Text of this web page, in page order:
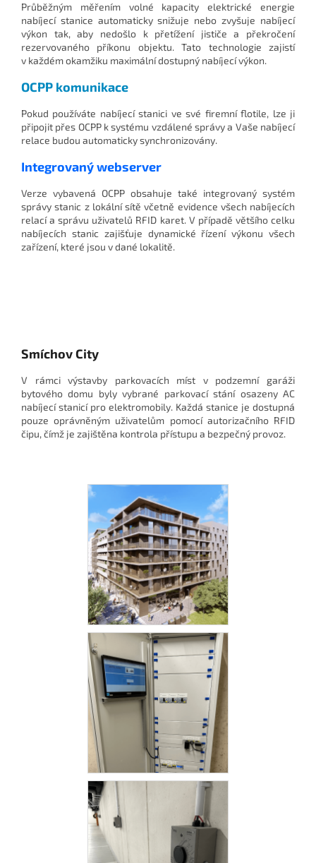
Průběžným měřením volné kapacity elektrické energie
nabíjecí stanice automaticky snižuje nebo zvyšuje nabíjecí
výkon tak, aby nedošlo k přetížení jističe a překročení
rezervovaného příkonu objektu. Tato technologie zajistí
v každém okamžiku maximální dostupný nabíjecí výkon.
OCPP komunikace
Pokud používáte nabíjecí stanici ve své firemní flotile, lze ji
připojit přes OCPP k systému vzdálené správy a Vaše nabíjecí
relace budou automaticky synchronizovány.
Integrovaný webserver
Verze vybavená OCPP obsahuje také integrovaný systém
správy stanic z lokální sítě včetně evidence všech nabíjecích
relací a správu uživatelů RFID karet. V případě většího celku
nabíjecích stanic zajišťuje dynamické řízení výkonu všech
zařízení, které jsou v dané lokalitě.
Smíchov City
V rámci výstavby parkovacích míst v podzemní garáži
bytového domu byly vybrané parkovací stání osazeny AC
nabíjecí stanicí pro elektromobily. Každá stanice je dostupná
pouze oprávněným uživatelům pomocí autorizačního RFID
čipu, čímž je zajištěna kontrola přístupu a bezpečný provoz.